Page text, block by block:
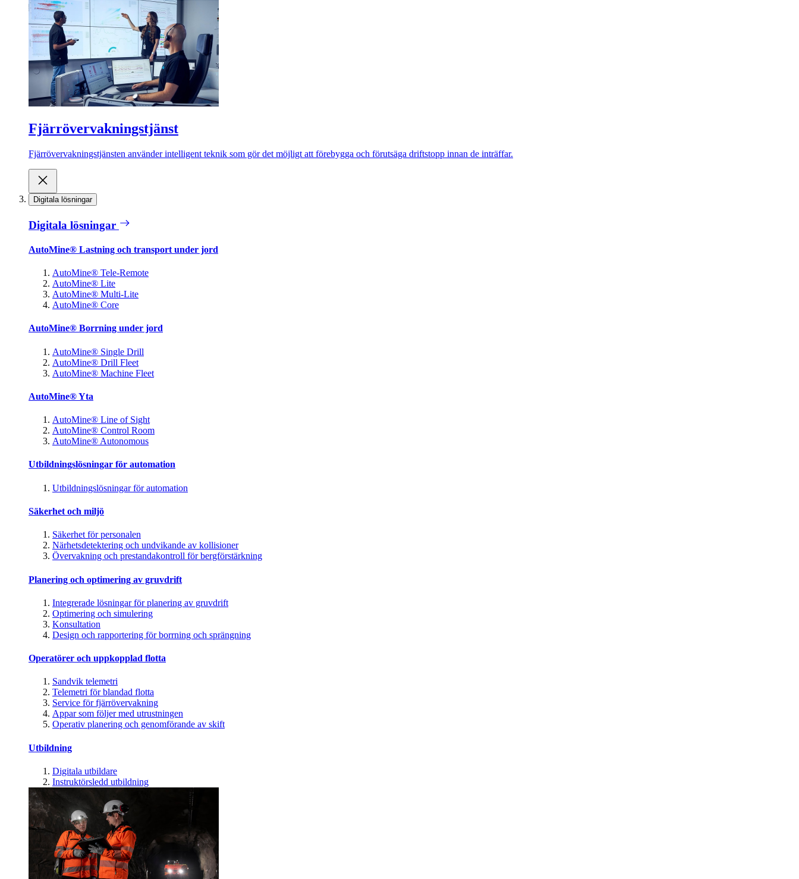
Fjärrövervakningstjänst
Fjärrövervakningstjänsten använder intelligent teknik som gör det möjligt att förebygga och förutsäga driftstopp innan de inträffar.
Digitala lösningar
Digitala lösningar
AutoMine® Lastning och transport under jord
AutoMine® Tele-Remote
AutoMine® Lite
AutoMine® Multi-Lite
AutoMine® Core
AutoMine® Borrning under jord
AutoMine® Single Drill
AutoMine® Drill Fleet
AutoMine® Machine Fleet
AutoMine® Yta
AutoMine® Line of Sight
AutoMine® Control Room
AutoMine® Autonomous
Utbildningslösningar för automation
Utbildningslösningar för automation
Säkerhet och miljö
Säkerhet för personalen
Närhetsdetektering och undvikande av kollisioner
Övervakning och prestandakontroll för bergförstärkning
Planering och optimering av gruvdrift
Integrerade lösningar för planering av gruvdrift
Optimering och simulering
Konsultation
Design och rapportering för borrning och sprängning
Operatörer och uppkopplad flotta
Sandvik telemetri
Telemetri för blandad flotta
Service för fjärrövervakning
Appar som följer med utrustningen
Operativ planering och genomförande av skift
Utbildning
Digitala utbildare
Instruktörsledd utbildning